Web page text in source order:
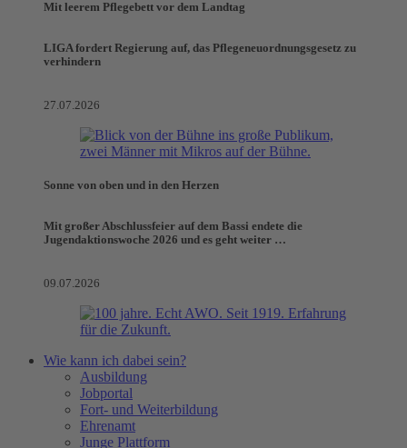
Mit leerem Pflegebett vor dem Landtag
LIGA fordert Regierung auf, das Pflegeneuordnungsgesetz zu
verhindern
27.07.2026
Sonne von oben und in den Herzen
Mit großer Abschlussfeier auf dem Bassi endete die
Jugendaktionswoche 2026 und es geht weiter …
09.07.2026
Wie kann ich dabei sein?
Ausbildung
Jobportal
Fort- und Weiterbildung
Ehrenamt
Junge Plattform